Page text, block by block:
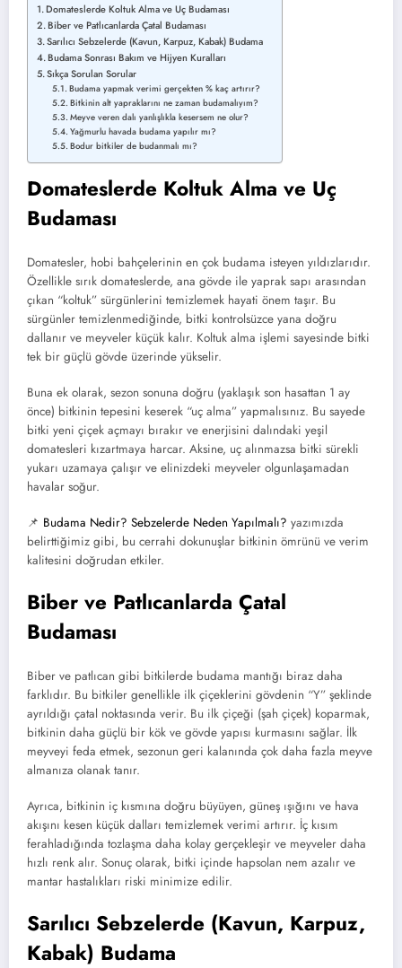
Domateslerde Koltuk Alma ve Uç Budaması
Biber ve Patlıcanlarda Çatal Budaması
Sarılıcı Sebzelerde (Kavun, Karpuz, Kabak) Budama
Budama Sonrası Bakım ve Hijyen Kuralları
Sıkça Sorulan Sorular
Budama yapmak verimi gerçekten % kaç artırır?
Bitkinin alt yapraklarını ne zaman budamalıyım?
Meyve veren dalı yanlışlıkla kesersem ne olur?
Yağmurlu havada budama yapılır mı?
Bodur bitkiler de budanmalı mı?
Domateslerde Koltuk Alma ve Uç
Budaması
Domatesler, hobi bahçelerinin en çok budama isteyen yıldızlarıdır.
Özellikle sırık domateslerde, ana gövde ile yaprak sapı arasından
çıkan “koltuk” sürgünlerini temizlemek hayati önem taşır. Bu
sürgünler temizlenmediğinde, bitki kontrolsüzce yana doğru
dallanır ve meyveler küçük kalır. Koltuk alma işlemi sayesinde bitki
tek bir güçlü gövde üzerinde yükselir.
Buna ek olarak, sezon sonuna doğru (yaklaşık son hasattan 1 ay
önce) bitkinin tepesini keserek “uç alma” yapmalısınız. Bu sayede
bitki yeni çiçek açmayı bırakır ve enerjisini dalındaki yeşil
domatesleri kızartmaya harcar. Aksine, uç alınmazsa bitki sürekli
yukarı uzamaya çalışır ve elinizdeki meyveler olgunlaşamadan
havalar soğur.
📌 Budama Nedir? Sebzelerde Neden Yapılmalı? yazımızda
belirttiğimiz gibi, bu cerrahi dokunuşlar bitkinin ömrünü ve verim
kalitesini doğrudan etkiler.
Biber ve Patlıcanlarda Çatal
Budaması
Biber ve patlıcan gibi bitkilerde budama mantığı biraz daha
farklıdır. Bu bitkiler genellikle ilk çiçeklerini gövdenin “Y” şeklinde
ayrıldığı çatal noktasında verir. Bu ilk çiçeği (şah çiçek) koparmak,
bitkinin daha güçlü bir kök ve gövde yapısı kurmasını sağlar. İlk
meyveyi feda etmek, sezonun geri kalanında çok daha fazla meyve
almanıza olanak tanır.
Ayrıca, bitkinin iç kısmına doğru büyüyen, güneş ışığını ve hava
akışını kesen küçük dalları temizlemek verimi artırır. İç kısım
ferahladığında tozlaşma daha kolay gerçekleşir ve meyveler daha
hızlı renk alır. Sonuç olarak, bitki içinde hapsolan nem azalır ve
mantar hastalıkları riski minimize edilir.
Sarılıcı Sebzelerde (Kavun, Karpuz,
Kabak) Budama